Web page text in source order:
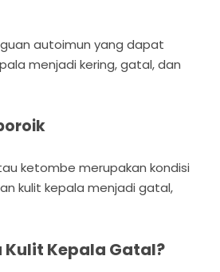
autoimun yang dapat
menjadi kering, gatal, dan
ketombe merupakan kondisi
kulit kepala menjadi gatal,
Kulit Kepala Gatal?